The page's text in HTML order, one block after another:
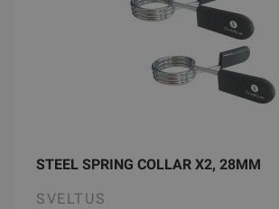
STEEL SPRING COLLAR X2, 28MM
SVELTUS